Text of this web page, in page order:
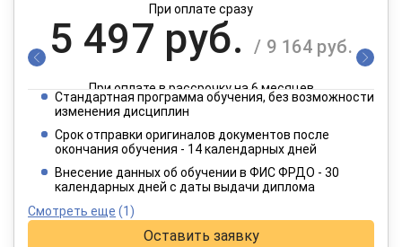
При оплате сразу
5 497 руб. / 9 164 руб.
При оплате в рассрочку на 6 месяцев
2 749 руб.
При оплате в рассрочку на 12 месяцев
Стандартная программа обучения, без возможности
изменения дисциплин
Срок отправки оригиналов документов после
окончания обучения - 14 календарных дней
Внесение данных об обучении в ФИС ФРДО - 30
календарных дней с даты выдачи диплома
Смотреть еще (1)
Оставить заявку